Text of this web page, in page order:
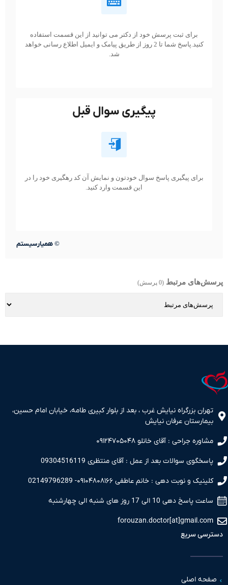
برای ثبت پرسش خود از دکتر می توانید از این قسمت استفاده
کنید.پاسخ شما تا 2 روز از طریق پیامک و ایمیل اطلاع رسانی خواهد
شد.
پیگیری سوال قبل
برای پیگیری پاسخ سوال خودتون و نمایش آن کد رهگیری خود را در
این قسمت وارد کنید.
© همیارسیستم
پرسش‌های مرتبط (0 پرسش)
تهران بزرگراه نیایش غرب ، بعد از بلوار کبیری طامه، خیابان امام حسین،
بیمارستان عرفان نیایش
مشاوره جراحی : آقای خانلو ۰۹۱۲۴۷۰۵۰۴۸
پاسخگوی سوالات بعد از عمل : آقای منتظری 09304516119
کلینیک و نوبت دهی : خانم عاطفی ۰۹۱۰۴۸۰۸۱۶۶- 02149796289
ساعت پاسخ دهی 10 الی 17 روز های شنبه الی چهارشنبه
forouzan.doctor[at]gmail.com
دسترسی سریع
صفحه اصلی